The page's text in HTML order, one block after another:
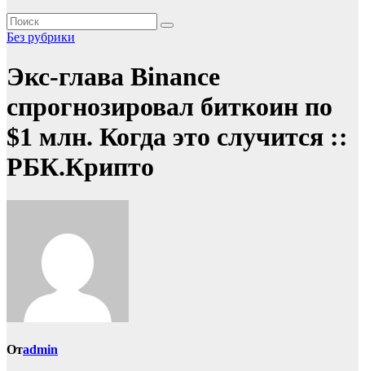
Без рубрики
Экс-глава Binance
спрогнозировал биткоин по
$1 млн. Когда это случится ::
РБК.Крипто
Отadmin